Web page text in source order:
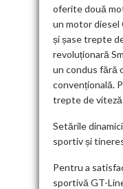
oferite două
un motor diesel
și șase trepte
revoluționară
un condus fără
convențională.
trepte de viteză
Setările
sportiv și
Pentru a
sportivă GT-